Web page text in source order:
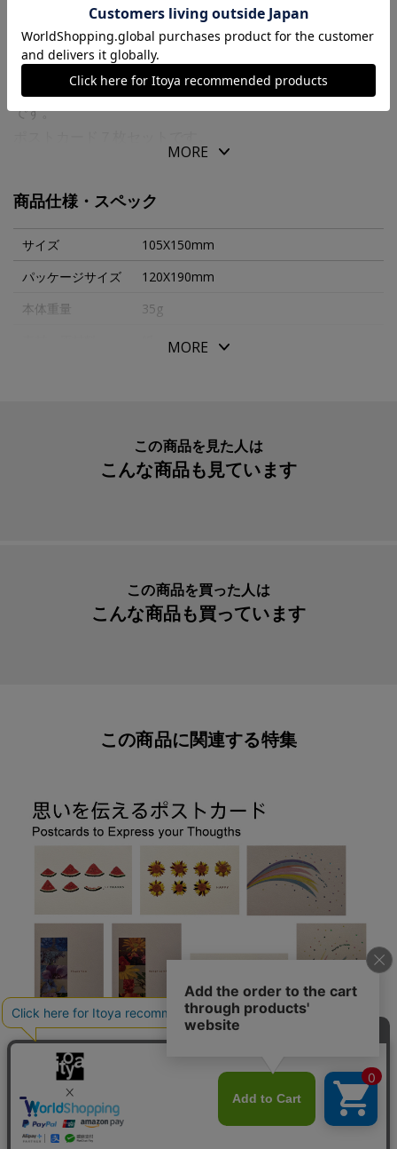
商品の特徴
７ ｄａｙｓ ｃａｒｄｓは、１週間毎日手紙を書きたい
と１９８０年に作り始められたポストカードのブランド名
です。
文明が発達した今だからこそ、手書きの文字で気持ちを伝
す。
MORE
商品仕様・スペック
サイズ
105X150mm
パッケージサイズ
120X190mm
本体重量
35g
yaya131
MORE
この商品を見た人は
こんな商品も見ています
この商品を買った人は
こんな商品も買っています
この商品に関連する特集
思いを伝えるポストカード 7 days cards